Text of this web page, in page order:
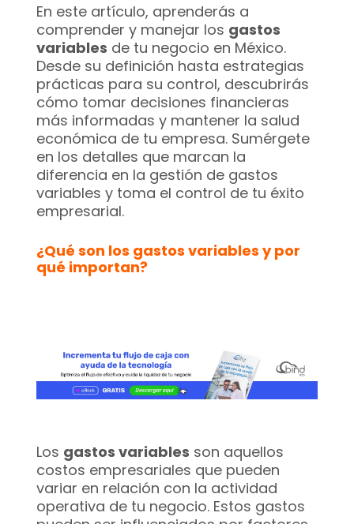
En este artículo, aprenderás a
comprender y manejar los gastos
variables de tu negocio en México.
Desde su definición hasta estrategias
prácticas para su control, descubrirás
cómo tomar decisiones financieras
más informadas y mantener la salud
económica de tu empresa. Sumérgete
en los detalles que marcan la
diferencia en la gestión de gastos
variables y toma el control de tu éxito
empresarial.
¿Qué son los gastos variables y por
qué importan?
Los gastos variables son aquellos
costos empresariales que pueden
variar en relación con la actividad
operativa de tu negocio. Estos gastos